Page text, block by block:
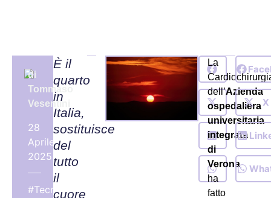
di
Tommaso
Vesentini
28
Aprile,
2025
#Tecnologie
È il
quarto
in
Italia,
sostituisce
del
tutto
il
cuore
La
dell’Azienda
ospedaliera
universitaria
integrata
di
Verona
ha
fatto
X